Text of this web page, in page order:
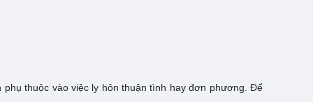
thuộc vào việc ly hôn thuận tình hay đơn phương. Để